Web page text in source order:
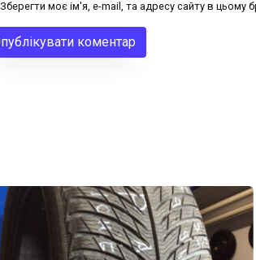
Зберегти моє ім'я, e-mail, та адресу сайту в цьому